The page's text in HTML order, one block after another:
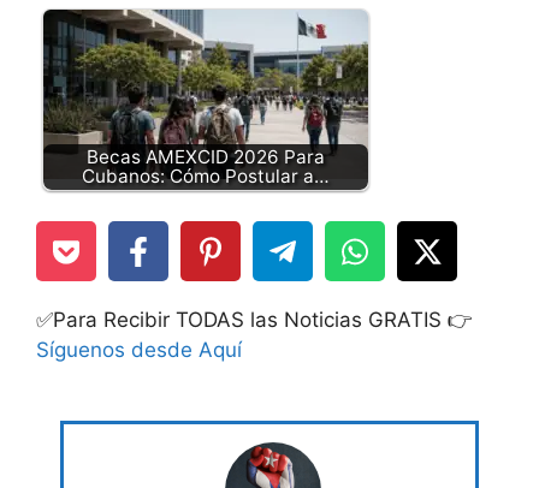
Becas AMEXCID 2026 Para
Cubanos: Cómo Postular a…
✅Para Recibir TODAS las Noticias GRATIS 👉
Síguenos desde Aquí